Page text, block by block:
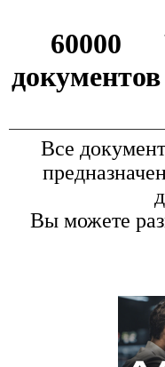
60000
документов
Все
Вы можете